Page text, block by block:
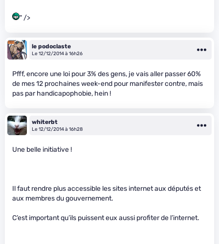
" />
le podoclaste
Le 12/12/2014 à 16h26
Pfff, encore une loi pour 3% des gens, je vais aller passer 60%
de mes 12 prochaines week-end pour manifester contre, mais
pas par handicapophobie, hein !
whiterbt
Le 12/12/2014 à 16h28
Une belle initiative !
Il faut rendre plus accessible les sites internet aux députés et
aux membres du gouvernement.
C’est important qu’ils puissent eux aussi profiter de l’internet.